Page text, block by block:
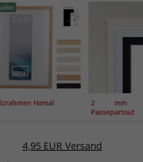
Hamal
2 mm
Passepartout
4,95 EUR Versand